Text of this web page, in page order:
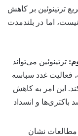
ترتینوئین بر کاهش
نیست، اما در بلندمدت
ترتینوئین می‌تواند
فعالیت غدد سباسه
این امر به کاهش
و انسداد
نشان